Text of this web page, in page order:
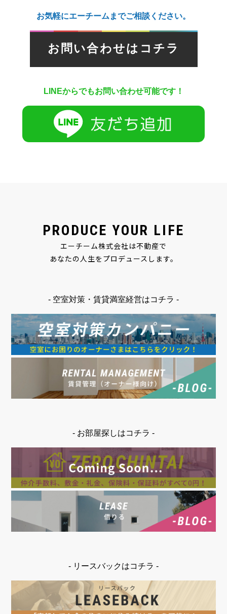
お気軽にエーチームまでご相談ください。
お問い合わせはコチラ
LINEからでもお問い合わせ可能です！
PRODUCE YOUR LIFE
エーチーム株式会社は不動産で
あなたの人生をプロデュースします。
- 空室対策・賃貸満室経営はコチラ -
- お部屋探しはコチラ -
- リースバックはコチラ -